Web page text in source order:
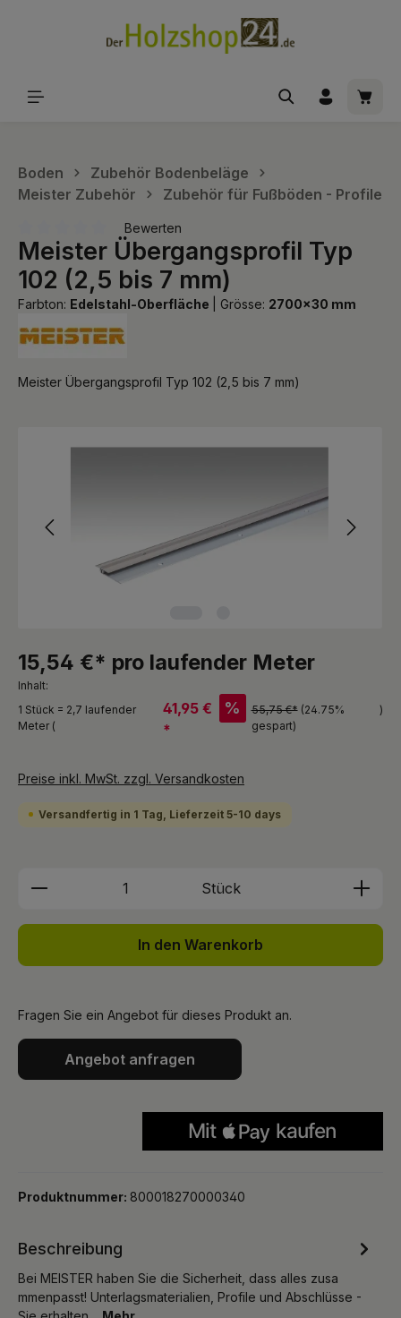
Boden
Zubehör Bodenbeläge
Meister Zubehör
Zubehör für Fußböden - Profile
Durchschnittliche Bewertung von 0 von 5 Sternen
Bewerten
Meister Übergangsprofil Typ
102 (2,5 bis 7 mm)
Farbton: Edelstahl-Oberfläche Grösse: 2700x30 mm
Meister Übergangsprofil Typ 102 (2,5 bis 7 mm)
15,54 €* pro laufender Meter
Inhalt:
1 Stück = 2,7 laufender
Meter (
41,95 €
*
% 55,75 €* (24.75%
gespart)
)
Preise inkl. MwSt. zzgl. Versandkosten
Versandfertig in 1 Tag, Lieferzeit 5-10 days
Produkt Anzahl: Gib den
Stück
In den Warenkorb
Fragen Sie ein Angebot für dieses Produkt an.
Angebot anfragen
Produktnummer: 800018270000340
Beschreibung
Bei MEISTER haben Sie die Sicherheit, dass alles zusa
mmenpasst! Unterlagsmaterialien, Profile und Abschlüsse -